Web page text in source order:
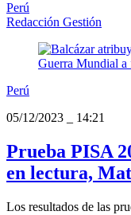
Perú
Redacción Gestión
Perú
05/12/2023
14:21
Prueba PISA
en lectura,
Los resultados de las